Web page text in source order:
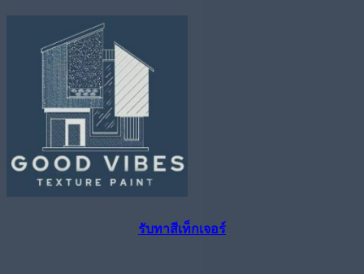
รับทาสีเท็กเจอร์